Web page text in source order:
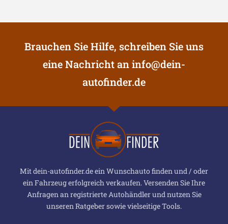
Brauchen Sie Hilfe, schreiben Sie uns
eine Nachricht aninfo@dein-
autofinder.de
Mit dein-autofinder.de ein Wunschauto finden und / oder
ein Fahrzeug erfolgreich verkaufen. Versenden Sie Ihre
Anfragen an registrierte Autohändler und nutzen Sie
unseren Ratgeber sowie vielseitige Tools.